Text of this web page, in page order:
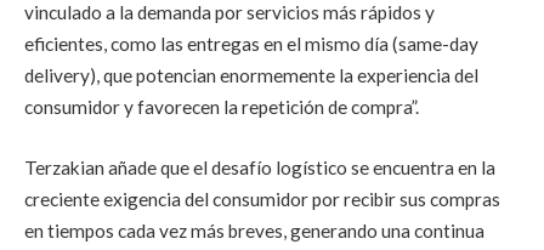
vinculado a la demanda por servicios más rápidos y
eficientes, como las entregas en el mismo día (same-day
delivery), que potencian enormemente la experiencia del
consumidor y favorecen la repetición de compra”.
Terzakian añade que el desafío logístico se encuentra en la
creciente exigencia del consumidor por recibir sus compras
en tiempos cada vez más breves, generando una continua